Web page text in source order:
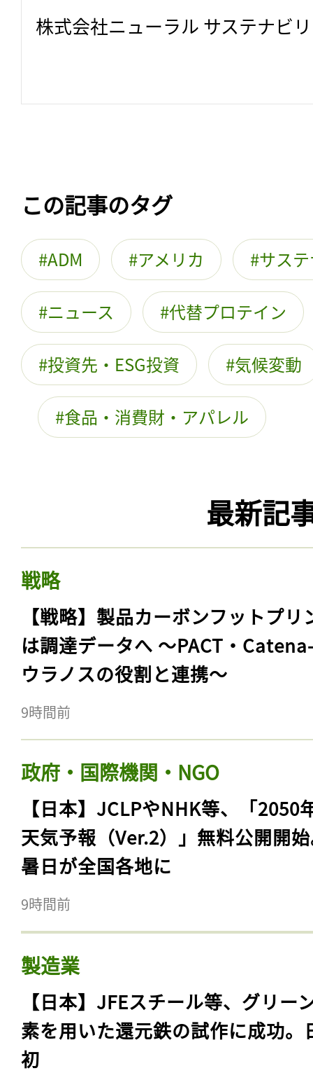
株式会社ニューラル サステナビ
この記事のタグ
ADM アメリカ サス
ニュース 代替プロテイン
投資先・ESG投資 気候変動
食品・消費財・アパレル
最新記
戦略
【戦略】製品カーボンフットプリ
は調達データへ 〜PACT・
ウラノスの役割と連携〜
9時間前
政府・国際機関・NGO
【日本】JCLPやNHK等、「2050
天気予報（Ver.2）」無料公開開
暑日が全国各地に
9時間前
製造業
【日本】JFEスチール等、グリー
素を用いた還元鉄の試作に成功。
初